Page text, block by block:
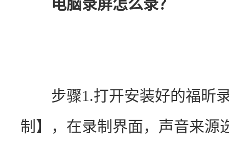
电脑录屏怎么录？
步骤1.打开安装好的福昕录
制】，在录制界面，声音来源